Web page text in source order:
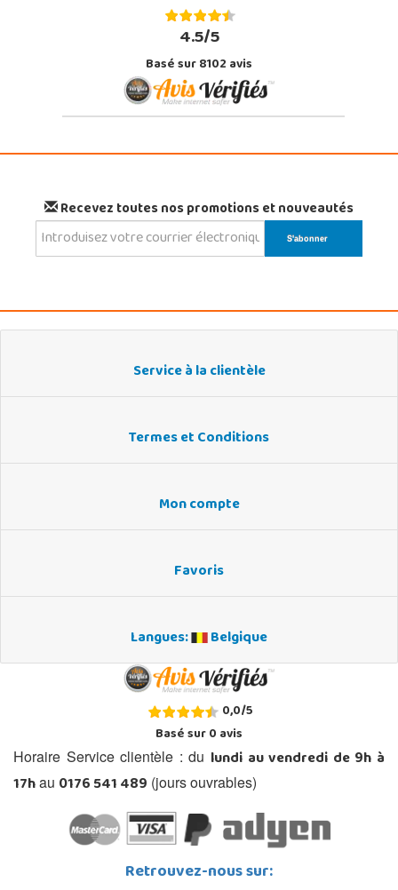
4.5/5
Basé sur 8102 avis
Recevez toutes nos promotions et nouveautés
Service à la clientèle
Termes et Conditions
Mon compte
Favoris
Langues: Belgique
0,0/5
Basé sur0avis
Horaire Service clientèle : du lundi au vendredi de 9h à
17hau 0176 541 489 (jours ouvrables)
Retrouvez-nous sur: